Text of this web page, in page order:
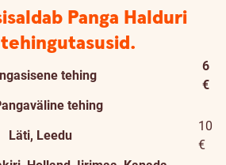
Panga Halduri
tehing
6
€
tehing
Läti, Leedu
10
€